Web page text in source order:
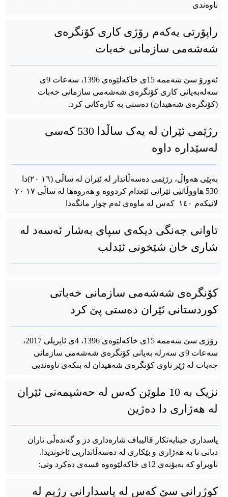
ناوەندی
راپۆرتی یەکەم رۆژی کاری کۆنگرەی
شەشەمی سازمانی خەبات
ئەورۆ سێ شەممە 15ی خاکەلێوەی 1396، سەعات 9ی
سەلەبەیانی کاری کۆنگرەی شەشەمی سازمانی خەبات
(کۆنگرەی شەهیدان) دەستی بە کارەکانی کرد.
رژێمی ئێران لە یەک ساڵدا 530 کەسی
لەسێدارە داوە
بەپێی هەواڵ، رژێمی دەسەڵاتدار لە ئێران لە ساڵی (٢٠ ١٦)دا
530 هاووڵاتیی ئێرانی ئێعدام کردووە و هەروەها لە ساڵی ٢٠ ١٧
لانیکەم ١٤٠ کەس لە ماوەی ئەم چوار مانگەدا
تاوانی جەنگی دیکەی سپای بەشار ئەسەد لە
شاری خان شێخونی ئێدلب
کۆنگرەی شەشەمی سازمانی خەباتی
کوردستانی ئێران دەستی پێ کرد
رۆژی سێ شەممە 15ی خاکەلێوەی 1396، 4ی ئاپریلی 2017،
سەعات 9ی سەرلە بەیانی کۆنگرەی شەشەمی سازمانی
خەبات لە ژێر ناوی کۆنگرەی شەهیدان لە بنکەی ناوەندیی
نزیک بە 10 ملوێن کەس لە حەشیمەتی ئێران
لە هەژاری دا دەژین
پاسداری جینایەتکار قالیباف شارەداری دز و گەندەڵی تاران
دیانی نا بە هەژاری و بێکاری لە دەسەڵاتداریی ئاخوندیدا.
ناوبراو کە بەبۆنەی 12ی خاکەلێوەوە قسەی دەکرد وتی:
کوژرانی سێ کەس لە پاسدارانی رژیم لە